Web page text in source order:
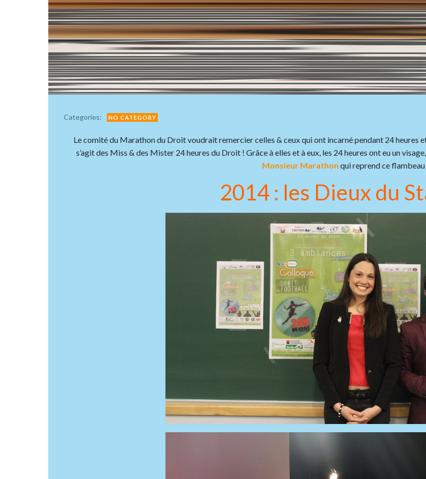
Categories: NO CATEGORY
Le comité du Marathon du Droit voudrait remercier celles & ceux qui ont incarné pendant 24 heures
s’agit des Miss & des Mister 24 heures du Droit ! Grâce à elles et à eux, les 24 heures ont eu un
Monsieur Marathon qui reprend ce flambeau
2014 : les Dieux du